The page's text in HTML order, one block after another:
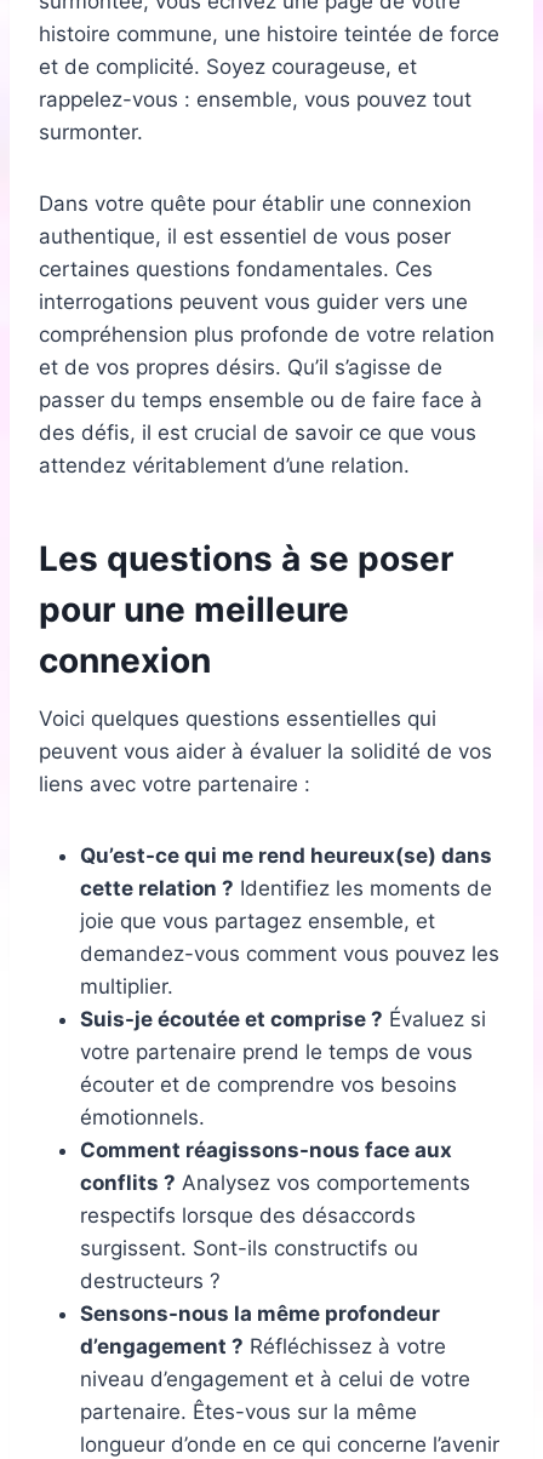
histoire commune, une histoire teintée de force
et de complicité. Soyez courageuse, et
rappelez-vous : ensemble, vous pouvez tout
surmonter.
Dans votre quête pour établir une connexion
authentique, il est essentiel de vous poser
certaines questions fondamentales. Ces
interrogations peuvent vous guider vers une
compréhension plus profonde de votre relation
et de vos propres désirs. Qu’il s’agisse de
passer du temps ensemble ou de faire face à
des défis, il est crucial de savoir ce que vous
attendez véritablement d’une relation.
Les questions à se poser
pour une meilleure
connexion
Voici quelques questions essentielles qui
peuvent vous aider à évaluer la solidité de vos
liens avec votre partenaire :
Qu’est-ce qui me rend heureux(se) dans
cette relation ? Identifiez les moments de
joie que vous partagez ensemble, et
demandez-vous comment vous pouvez les
multiplier.
Suis-je écoutée et comprise ? Évaluez si
votre partenaire prend le temps de vous
écouter et de comprendre vos besoins
émotionnels.
Comment réagissons-nous face aux
conflits ? Analysez vos comportements
respectifs lorsque des désaccords
surgissent. Sont-ils constructifs ou
destructeurs ?
Sensons-nous la même profondeur
d’engagement ? Réfléchissez à votre
niveau d’engagement et à celui de votre
partenaire. Êtes-vous sur la même
longueur d’onde en ce qui concerne l’avenir